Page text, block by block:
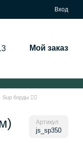
Вход
Мой заказ
Sup борды 🏄‍♂️
Артикул
js_sp350